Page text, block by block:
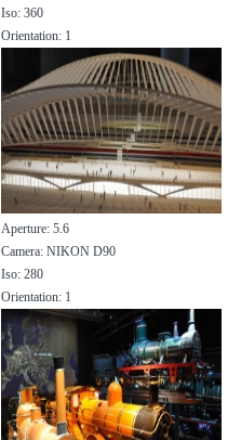
Iso: 360
Orientation: 1
Aperture: 5.6
Camera: NIKON D90
Iso: 280
Orientation: 1